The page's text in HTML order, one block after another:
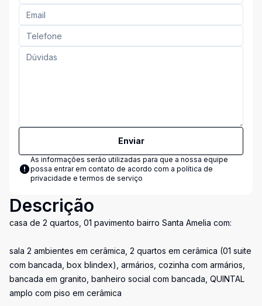
Enviar
As informações serão utilizadas para que a nossa equipe
possa entrar em contato de acordo com a política de
privacidade e termos de serviço
Descrição
casa de 2 quartos, 01 pavimento bairro Santa Amelia com:
sala 2 ambientes em cerâmica, 2 quartos em cerâmica (01 suite
com bancada, box blindex), armários, cozinha com armários,
bancada em granito, banheiro social com bancada, QUINTAL
amplo com piso em cerâmica